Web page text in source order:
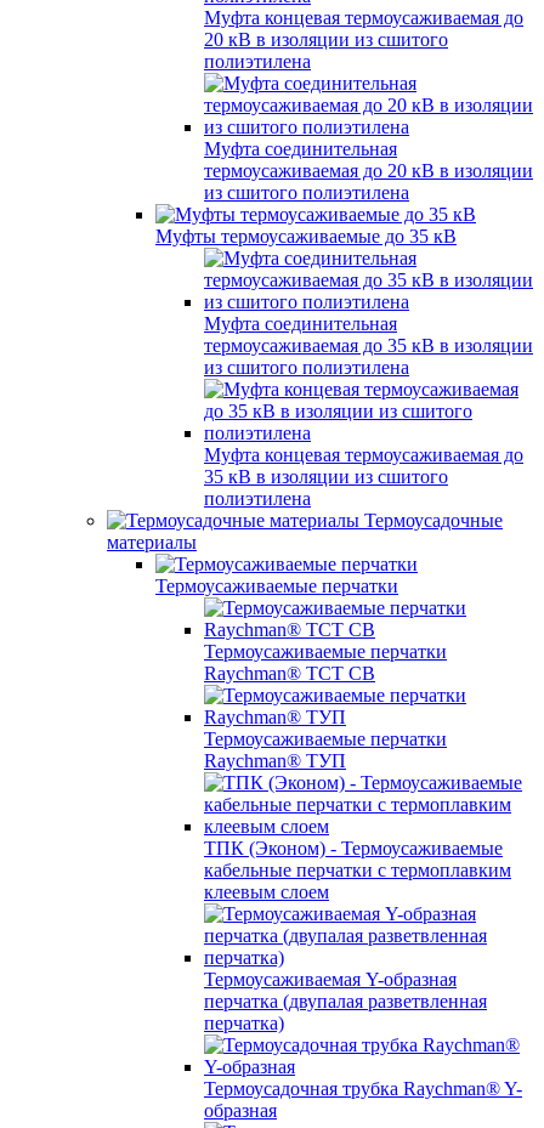
Муфта концевая термоусаживаемая до
20 кВ в изоляции из сшитого
полиэтилена
Муфта соединительная
термоусаживаемая до 20 кВ в изоляции
из сшитого полиэтилена
Муфты термоусаживаемые до 35 кВ
Муфта соединительная
термоусаживаемая до 35 кВ в изоляции
из сшитого полиэтилена
Муфта концевая термоусаживаемая до
35 кВ в изоляции из сшитого
полиэтилена
Термоусадочные
материалы
Термоусаживаемые перчатки
Термоусаживаемые перчатки
Raychman® TCT CB
Термоусаживаемые перчатки
Raychman® ТУП
ТПК (Эконом) - Термоусаживаемые
кабельные перчатки с термоплавким
клеевым слоем
Термоусаживаемая Y-образная
перчатка (двупалая разветвленная
перчатка)
Термоусадочная трубка Raychman® Y-
образная